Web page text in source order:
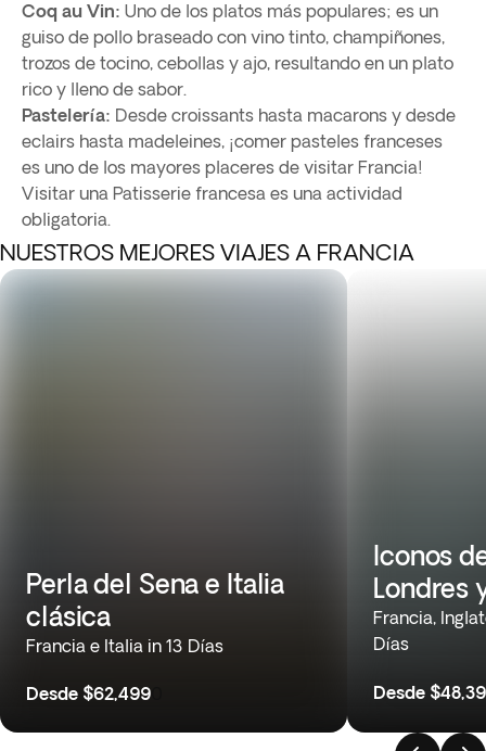
Coq au Vin: Uno de los platos más populares; es un
guiso de pollo braseado con vino tinto, champiñones,
trozos de tocino, cebollas y ajo, resultando en un plato
rico y lleno de sabor.
Pastelería: Desde croissants hasta macarons y desde
eclairs hasta madeleines, ¡comer pasteles franceses
es uno de los mayores placeres de visitar Francia!
Visitar una Patisserie francesa es una actividad
obligatoria.
NUESTROS MEJORES VIAJES A FRANCIA
Perla del Sena e Italia
clásica
Francia e Italia in 13 Días
Desde $62,499
Iconos
Londres
Francia,
Días
Desde